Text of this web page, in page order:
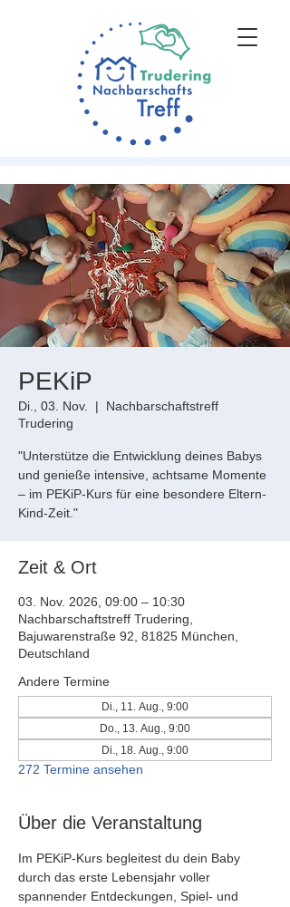
PEKiP
Di., 03. Nov.
  |
Nachbarschaftstreff
Trudering
"Unterstütze die Entwicklung deines Babys
und genieße intensive, achtsame Momente
– im PEKiP-Kurs für eine besondere Eltern-
Kind-Zeit."
Zeit & Ort
03. Nov. 2026, 09:00 – 10:30
Nachbarschaftstreff Trudering,
Bajuwarenstraße 92, 81825 München,
Deutschland
Andere Termine
Di., 11. Aug., 9:00
Do., 13. Aug., 9:00
Di., 18. Aug., 9:00
272 Termine ansehen
Über die Veranstaltung
Im PEKiP-Kurs begleitest du dein Baby
durch das erste Lebensjahr voller
spannender Entdeckungen, Spiel- und